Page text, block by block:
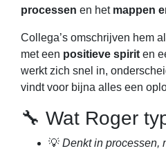
processen en het mappen
Collega’s omschrijven hem
met een positieve spirit en
werkt zich snel in,
vindt voor bijna alles een
🔧 Wat Roger
💡 Denkt in processen,